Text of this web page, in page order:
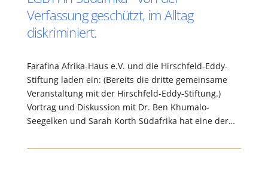
Verfassung geschützt, im Alltag
diskriminiert.
Farafina Afrika-Haus e.V. und die Hirschfeld-Eddy-
Stiftung laden ein: (Bereits die dritte gemeinsame
Veranstaltung mit der Hirschfeld-Eddy-Stiftung.)
Vortrag und Diskussion mit Dr. Ben Khumalo-
Seegelken und Sarah Korth Südafrika hat eine der…